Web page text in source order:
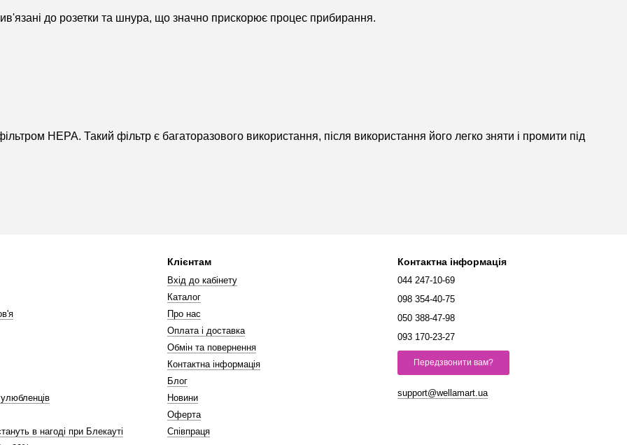
до розетки та шнура, що значно прискорює процес прибирання.
HEPA. Такий фільтр є багаторазового використання, після використання його легко зняти і промити під
в нагоді при Блекауті
Клієнтам
Вхід до кабінету
Каталог
Про нас
Оплата і доставка
Обмін та повернення
Контактна інформація
Блог
Новини
Оферта
Співпраця
Контактна інформація
044 247-10-69
098 354-40-75
050 388-47-98
093 170-23-27
Передзвонити вам?
support@wellamart.ua